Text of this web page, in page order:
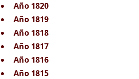
Año 1820
Año 1819
Año 1818
Año 1817
Año 1816
Año 1815